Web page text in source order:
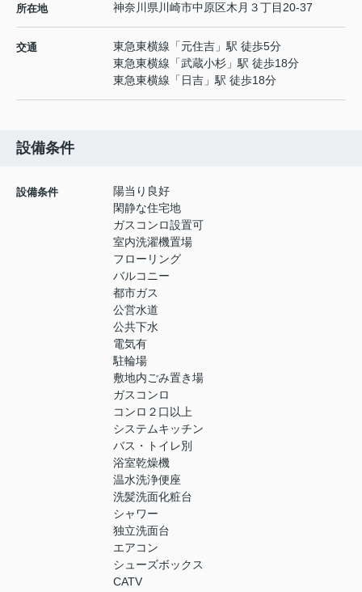
所在地 神奈川県川崎市中原区木月 ３丁目20-37
交通 東急東横線 「元住吉 」駅 徒歩5分
東急東横線 「武蔵小杉 」駅 徒歩18分
東急東横線 「 日吉 」駅 徒歩18分
設備条件
設備条件
陽当り良好
閑静な住宅地
ガスコンロ設置可
室内洗濯機置場
フローリング
バルコニー
都市ガス
公営水道
公共下水
電気有
駐輪場
敷地内ごみ置き場
ガスコンロ
コンロ２口以上
システムキッチン
バス・トイレ別
浴室乾燥機
温水洗浄便座
洗髪洗面化粧台
シャワー
独立洗面台
エアコン
シューズボックス
CATV